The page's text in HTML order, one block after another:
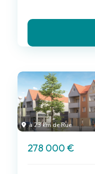
à 23 km de Rue
278 000 €